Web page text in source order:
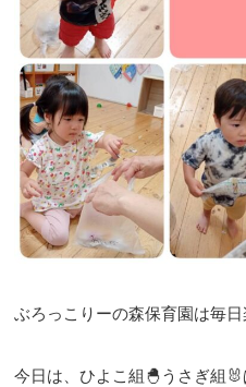
ぶろっこりーの森保育園は毎
今日は、ひよこ組🐣うさぎ組